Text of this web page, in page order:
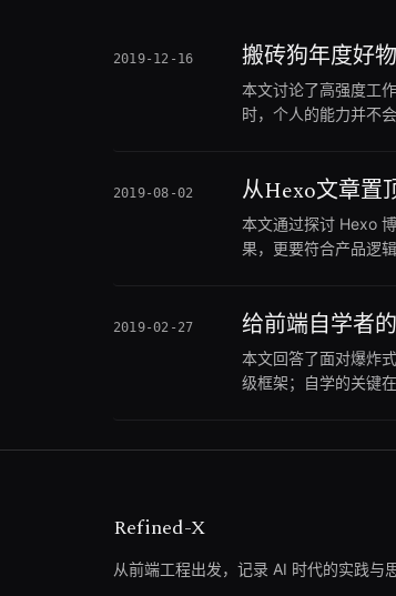
2019-12-16 搬砖狗年度好
本文讨论了高强度工
时，个人的能力并不
2019-08-02 从Hexo文章置
本文通过探讨 Hexo
果，更要符合产品逻
2019-02-27 给前端自学者
本文回答了面对爆炸
级框架；自学的关键
Refined-X
从前端工程出发，记录 AI 时代的实践与思